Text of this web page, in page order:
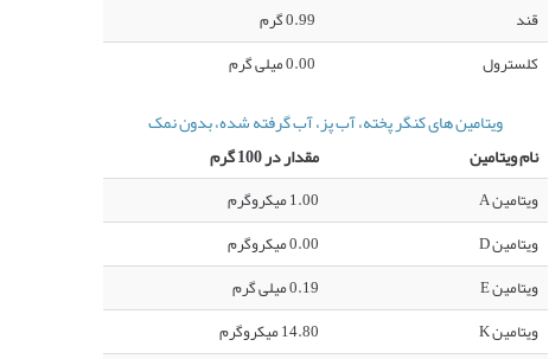
قند
0.99 گرم
کلسترول
0.00 میلی گرم
ویتامین های کنگر پخته، آب پز، آب گرفته شده، بدون نمک
نام ویتامین
مقدار در 100 گرم
ویتامین A
1.00 میکروگرم
ویتامین D
0.00 میکروگرم
ویتامین E
0.19 میلی گرم
ویتامین K
14.80 میکروگرم